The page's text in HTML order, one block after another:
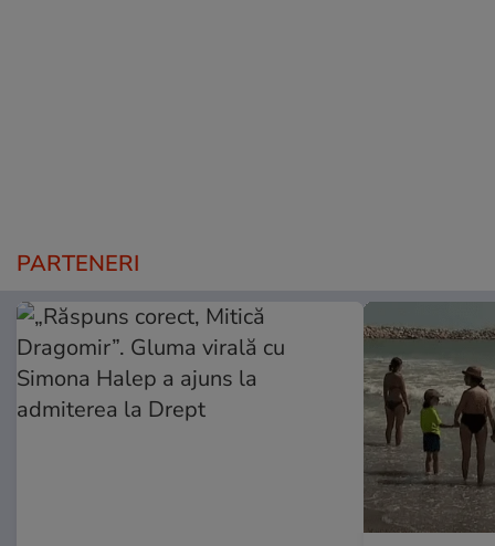
PARTENERI